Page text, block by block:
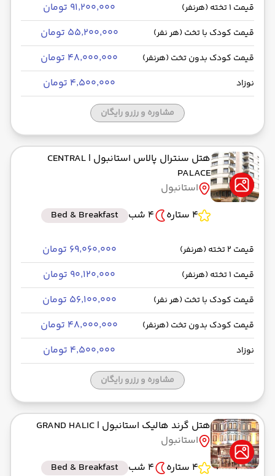
قیمت 1 تخته (هرنفر) ۹۱٬۲۰۰٬۰۰۰ تومان
قیمت کودک با تخت (هر نفر) ۵۵٬۲۰۰٬۰۰۰ تومان
قیمت کودک بدون تخت (هرنفر) ۴۸٬۰۰۰٬۰۰۰ تومان
نوزاد ۴٬۵۰۰٬۰۰۰ تومان
مشاوره و رزرو رایگان
هتل سنترال پالاس استانبول | CENTRAL
PALACE
استانبول
4 ستاره
4 شب Bed & Breakfast
قیمت 2 تخته (هرنفر) ۶۹٬۰۶۰٬۰۰۰ تومان
قیمت 1 تخته (هرنفر) ۹۰٬۱۲۰٬۰۰۰ تومان
قیمت کودک با تخت (هر نفر) ۵۶٬۱۰۰٬۰۰۰ تومان
قیمت کودک بدون تخت (هرنفر) ۴۸٬۰۰۰٬۰۰۰ تومان
نوزاد ۴٬۵۰۰٬۰۰۰ تومان
مشاوره و رزرو رایگان
هتل گرند هالیک استانبول | GRAND HALIC
استانبول
4 ستاره
4 شب Bed & Breakfast